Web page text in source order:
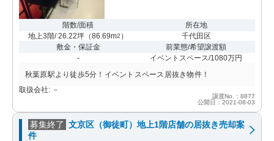
階数/面積
地上3階/ 26.22坪 （86.69m2 ）
所在地
千代田区
敷金・保証金
-
前業態/希望譲渡額
イベントスペース/1080万円
秋葉原駅より徒歩5分！イベントスペース居抜き物件！
取扱会社: －
譲渡No.：8877
公開日：2021-08-03
募集終了 文京区（御徒町）地上1階店舗の居抜き売却案
件